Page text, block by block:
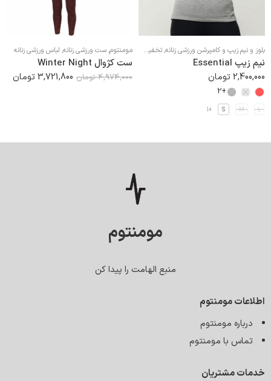
بلوز و نیم زیپ و کامپرشن ورزشی زنانه,تخفیف ها ,مومنتوم,لباس ورزشی زنانه
نیم زیپ Essential
2,400,000تومان
+2
L
M
S
+1
مومنتوم,ست ورزشی زنانه, لباس ورزشی زنانه
ست کژوال Winter Night
4,974,000 تومان 3,721,800تومان
مومنتوم
منبع الهامت را پیدا کن
اطلاعات مومنتوم
درباره مومنتوم
تماس با مومنتوم
خدمات مشتریان